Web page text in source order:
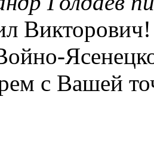
с Вашей